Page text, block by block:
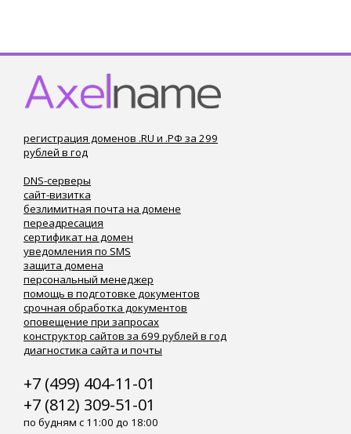
регистрация доменов .RU и .РФ за 299
рублей в год
DNS-серверы
сайт-визитка
безлимитная почта на домене
переадресация
сертификат на домен
уведомления по SMS
защита домена
персональный менеджер
помощь в подготовке документов
срочная обработка документов
оповещение при запросах
конструктор сайтов за 699 рублей в год
диагностика сайта и почты
+7 (499) 404-11-01
+7 (812) 309-51-01
по будням с 11:00 до 18:00